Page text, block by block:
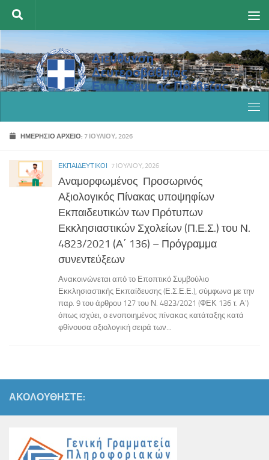
Skip to content
ΗΜΕΡΉΣΙΟ ΑΡΧΕΊΟ: 7 ΙΟΥΛΊΟΥ, 2026
ΕΚΠΑΙΔΕΥΤΙΚΟΊ 7 ΙΟΥΛΊΟΥ, 2026
Αναμορφωμένος Προσωρινός
Αξιολογικός Πίνακας υποψηφίων
Εκπαιδευτικών των Πρότυπων
Εκκλησιαστικών Σχολείων (Π.Ε.Σ.) του Ν.
4823/2021 (Α΄ 136) – Πρόγραμμα
συνεντεύξεων
Ανακοινώνεται από το Εποπτικό Συμβούλιο
Εκκλησιαστικής Εκπαίδευσης (Ε.Σ.Ε.Ε.), σύμφωνα με την
παρ. 9 του άρθρου 127 του Ν. 4823/2021 (ΦΕΚ 136 τ. Α’)
όπως ισχύει, ο ενοποιημένος πίνακας κατάταξης κατά
φθίνουσα αξιολογική σειρά των...
ΑΚΟΛΟΥΘΉΣΤΕ: